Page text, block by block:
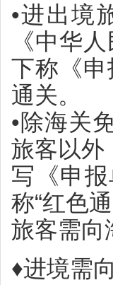
•进出境
《中华
下称《申
通关。
•除海关
旅客以外
写《申
称“红色
旅客需向
♦进境需